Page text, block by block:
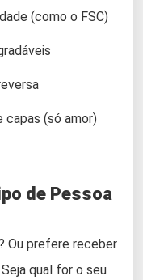
(como o FSC)
(só amor)
de Pessoa
Ou prefere receber
qual for o seu